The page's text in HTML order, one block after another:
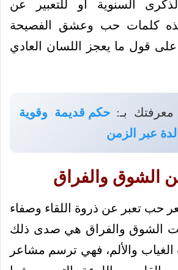
السنوية أو للتعبير عن
كلمات حب وعشق الفصيحة
قول ما يعجز اللسان العادي
معرفتك بـ:حكم قديمة وقوية
عبر الزمن
الشوق والفراق
حب تعبر عن ذروة اللقاء وصفاء
الشوق والفراق هي صدى ذلك
والألم، فهي ترسم مشاعر